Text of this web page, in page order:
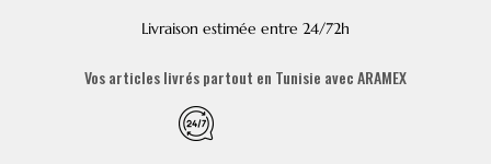
Livraison estimée entre 24/72h
Vos articles livrés partout en Tunisie avec ARAMEX